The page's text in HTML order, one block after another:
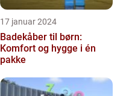
17 januar 2024
Badekåber til børn:
Komfort og hygge i én
pakke